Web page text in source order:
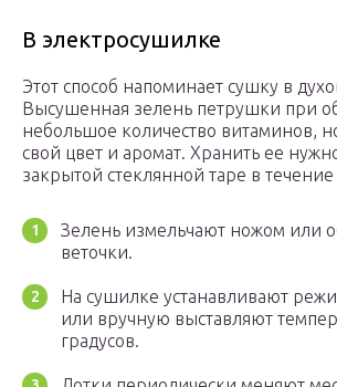
В электросушилке
Этот способ напоминает сушку в
Высушенная зелень петрушки при
небольшое количество витаминов,
свой цвет и аромат. Хранить ее
закрытой стеклянной таре в течение
Зелень измельчают ножом или
веточки.
На сушилке устанавливают
или вручную выставляют
градусов.